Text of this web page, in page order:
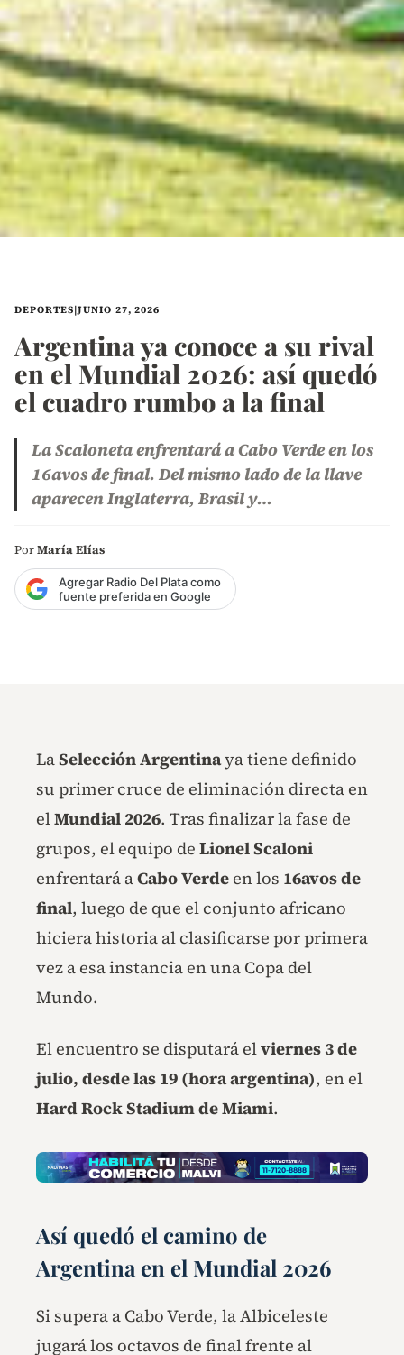
DEPORTES|JUNIO 27, 2026
Argentina ya conoce a su rival
en el Mundial 2026: así quedó
el cuadro rumbo a la final
La Scaloneta enfrentará a Cabo Verde en los
16avos de final. Del mismo lado de la llave
aparecen Inglaterra, Brasil y…
PorMaría Elías
Agregar Radio Del Plata como
fuente preferida en Google
LaSelección Argentinaya tiene definido
su primer cruce de eliminación directa en
elMundial 2026. Tras finalizar la fase de
grupos, el equipo de Lionel Scaloni
enfrentará aCabo Verde en los 16avos de
final, luego de que el conjunto africano
hiciera historia al clasificarse por primera
vez a esa instancia en una Copa del
Mundo.
El encuentro se disputará elviernes 3 de
julio, desde las 19 (hora argentina), en el
Hard Rock Stadium de Miami.
Así quedó el camino de
Argentina en el Mundial 2026
Si supera a Cabo Verde, la Albiceleste
jugará los octavos de final frente al